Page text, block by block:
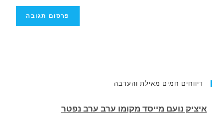
דיווחים חמים מאילת והערבה
הותר לפרסום שמו של חלל צה"ל שנפל בלבנון.